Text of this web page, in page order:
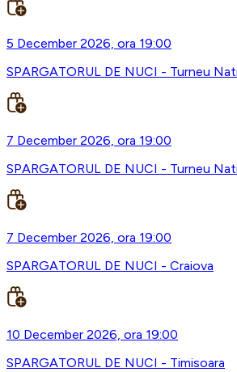
5 December 2026, ora 19:00
SPARGATORUL DE NUCI - Turneu
7 December 2026, ora 19:00
SPARGATORUL DE NUCI - Turneu
7 December 2026, ora 19:00
SPARGATORUL DE NUCI - Craiova
10 December 2026, ora 19:00
SPARGATORUL DE NUCI - Timisoara